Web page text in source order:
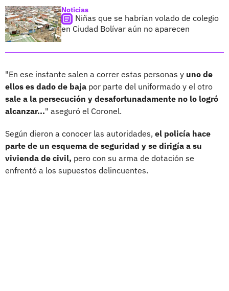
Noticias
Niñas que se habrían volado de colegio
en Ciudad Bolívar aún no aparecen
"En ese instante salen a correr estas personas y uno de
ellos es dado de baja por parte del uniformado y el otro
sale a la persecución y desafortunadamente no lo logró
alcanzar..." aseguró el Coronel.
Según dieron a conocer las autoridades, el policía hace
parte de un esquema de seguridad y se dirigía a su
vivienda de civil, pero con su arma de dotación se
enfrentó a los supuestos delincuentes.